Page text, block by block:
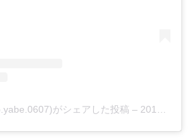
がシェアした投稿 – 2019年 6月月19日午前1時31分PDT